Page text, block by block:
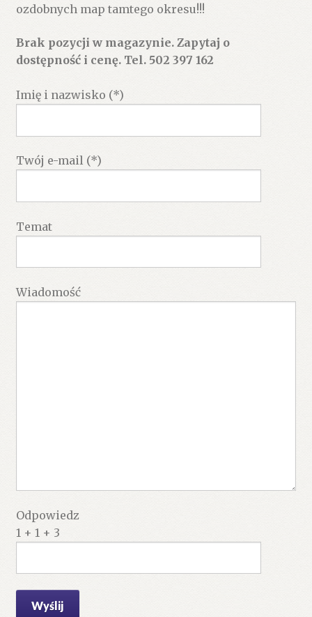
ozdobnych map tamtego okresu!!!
Brak pozycji w magazynie. Zapytaj o
dostępność i cenę. Tel. 502 397 162
Imię i nazwisko (*)
Twój e-mail (*)
Temat
Wiadomość
Odpowiedz
1 + 1 + 3